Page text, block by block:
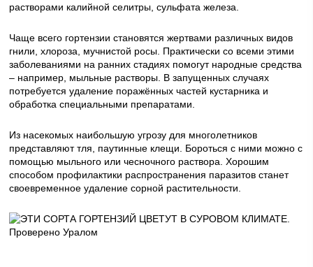
растворами калийной селитры, сульфата железа.
Чаще всего гортензии становятся жертвами различных видов
гнили, хлороза, мучнистой росы. Практически со всеми этими
заболеваниями на ранних стадиях помогут народные средства
– например, мыльные растворы. В запущенных случаях
потребуется удаление поражённых частей кустарника и
обработка специальными препаратами.
Из насекомых наибольшую угрозу для многолетников
представляют тля, паутинные клещи. Бороться с ними можно с
помощью мыльного или чесночного раствора. Хорошим
способом профилактики распространения паразитов станет
своевременное удаление сорной растительности.